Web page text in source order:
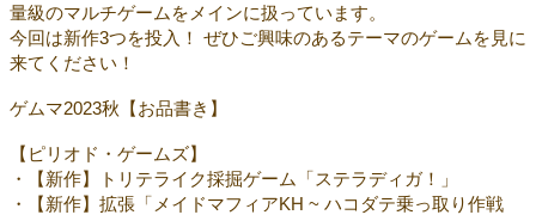
量級のマルチゲームをメインに扱っています。
今回は新作3つを投入！ ぜひご興味のあるテーマのゲームを見に
来てください！
ゲムマ2023秋【お品書き】
【ピリオド・ゲームズ】
・【新作】トリテライク採掘ゲーム「ステラディガ！」
・【新作】拡張「メイドマフィアKH ~ ハコダテ乗っ取り作戦